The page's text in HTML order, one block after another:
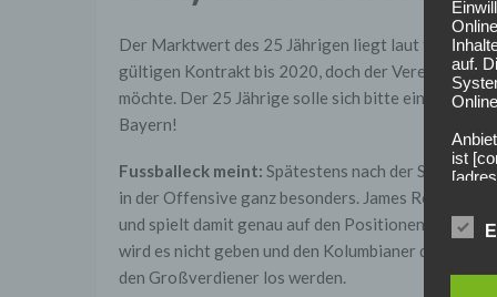
Der Marktwert des 25 Jährigen liegt laut
gültigen Kontrakt bis 2020, doch der Verein hat
möchte. Der 25 Jährige solle sich bitte einen
Bayern!
Fussballeck meint: Spätestens nach der Saison
in der Offensive ganz besonders. James Rodriguez
und spielt damit genau auf den Positionen, wo die
wird es nicht geben und den Kolumbianer dürften
den Großverdiener los werden.
auf.
ist
Der